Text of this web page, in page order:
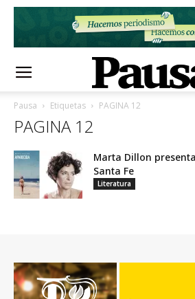
Pausa Etiquetas PAGINA 12
PAGINA 12
Marta Dillon
Santa Fe
Literatura